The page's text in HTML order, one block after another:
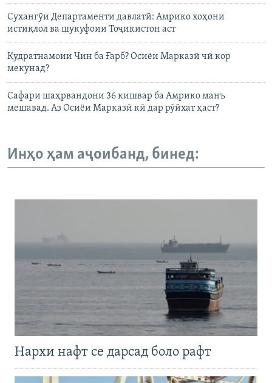
Сухангӯи Департаменти давлатӣ: Амрико хоҳони
истиқлол ва шукуфоии Тоҷикистон аст
Қудратнамоии Чин ба Ғарб? Осиёи Марказӣ чӣ кор
мекунад?
Сафари шаҳрвандони 36 кишвар ба Амрико манъ
мешавад. Аз Осиёи Марказӣ кӣ дар рӯйхат ҳаст?
Инҳо ҳам аҷоибанд, бинед:
Нархи нафт се дарсад боло рафт